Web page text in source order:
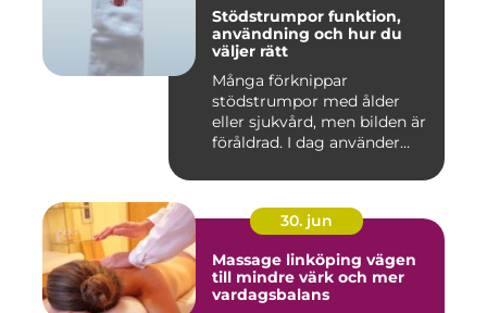
Stödstrumpor funktion,
användning och hur du
väljer rätt
Många förknippar
stödstrumpor med ålder
eller sjukvård, men bilden är
föråldrad. I dag använder
30. jun
Massage linköping vägen
till mindre värk och mer
vardagsbalans